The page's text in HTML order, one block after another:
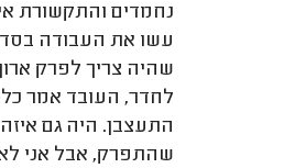
נחמדים והתקשורת
עשו את העבודה
שהיה צריך לפרק
לחדר, העובד אמר
התעצבן. היה גם
שהתפרק, אבל אני